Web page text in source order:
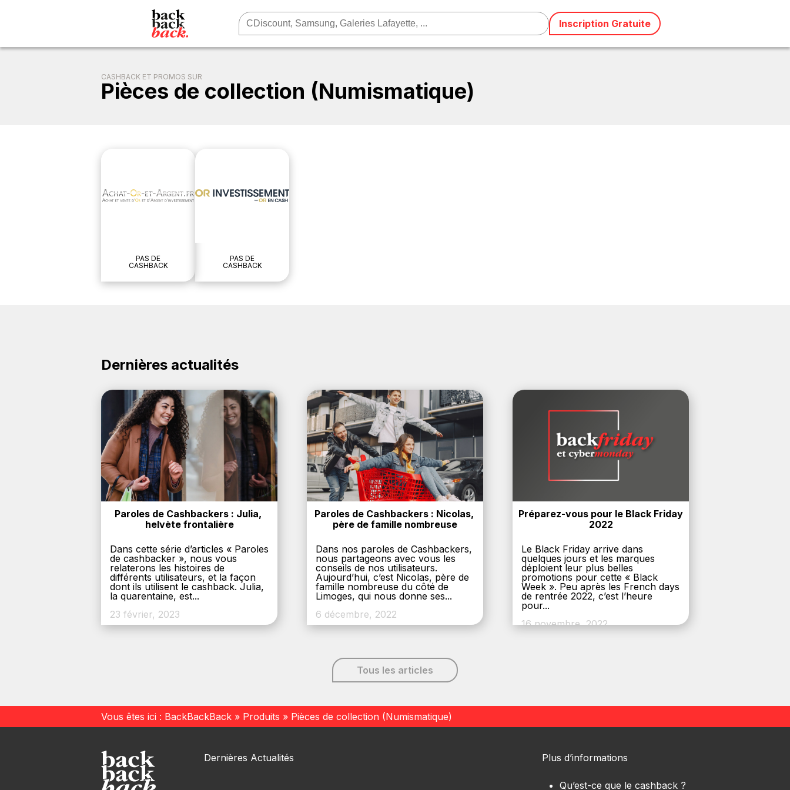
CASHBACK ET PROMOS SUR
Pièces de collection (Numismatique)
PAS DE
CASHBACK
PAS DE
CASHBACK
Dernières actualités
Paroles de Cashbackers : Julia,
helvète frontalière
Dans cette série d’articles « Paroles
de cashbacker », nous vous
relaterons les histoires de
différents utilisateurs, et la façon
dont ils utilisent le cashback. Julia,
la quarentaine, est...
23 février, 2023
Paroles de Cashbackers : Nicolas,
père de famille nombreuse
Dans nos paroles de Cashbackers,
nous partageons avec vous les
conseils de nos utilisateurs.
Aujourd’hui, c’est Nicolas, père de
famille nombreuse du côté de
Limoges, qui nous donne ses...
6 décembre, 2022
Préparez-vous pour le Black Friday
2022
Le Black Friday arrive dans
quelques jours et les marques
déploient leur plus belles
promotions pour cette « Black
Week ». Peu après les French days
de rentrée 2022, c’est l’heure
pour...
16 novembre, 2022
Tous les articles
Inscription Gratuite
Vous êtes ici : BackBackBack » Produits » Pièces de collection (Numismatique)
Dernières Actualités Plus d’informations
Qu’est-ce que le cashback ?